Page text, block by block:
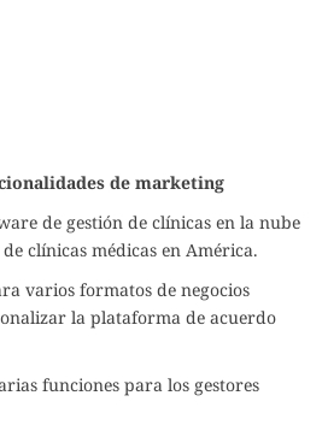
de marketing
de gestión de clínicas en la nube
clínicas médicas en América.
varios formatos de negocios
la plataforma de acuerdo
funciones para los gestores